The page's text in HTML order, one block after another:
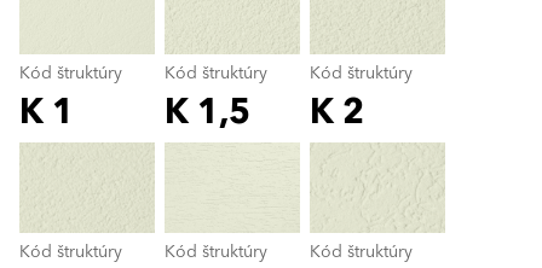
Kód štruktúry
K 1
Kód štruktúry
K 1,5
Kód štruktúry
K 2
Kód štruktúry Kód štruktúry Kód štruktúry
Kód štruktúry
color_name